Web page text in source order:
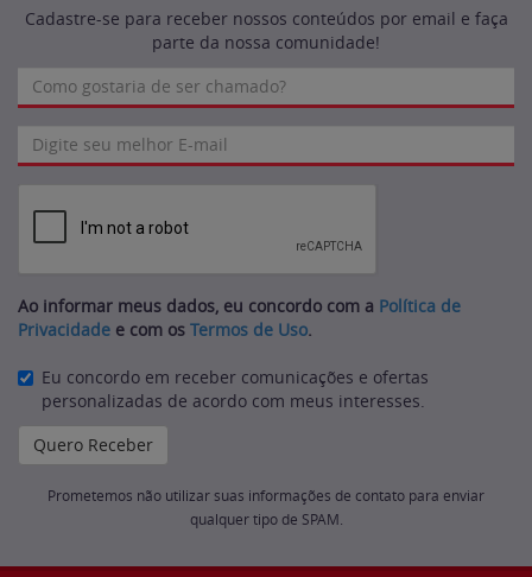
Cadastre-se para receber nossos conteúdos por email e faça
parte da nossa comunidade!
Ao informar meus dados, eu concordo com a Política de
Privacidade e com os Termos de Uso.
Eu concordo em receber comunicações e ofertas
personalizadas de acordo com meus interesses.
Prometemos não utilizar suas informações de contato para enviar
qualquer tipo de SPAM.